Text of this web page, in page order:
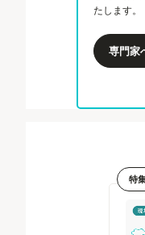
たします。
専門家
特